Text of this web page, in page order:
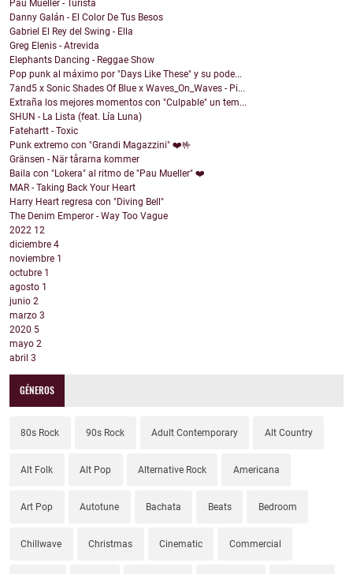
Pau Mueller - Turista
Danny Galán - El Color De Tus Besos
Gabriel El Rey del Swing - Ella
Greg Elenis - Atrevida
Elephants Dancing - Reggae Show
Pop punk al máximo por "Days Like These" y su pode...
7and5 x Sonic Shades Of Blue x Waves_On_Waves - Pi...
Extraña los mejores momentos con "Culpable" un tem...
SHUN - La Lista (feat. Lía Luna)
Fatehartt - Toxic
Punk extremo con "Grandi Magazzini" ❤️🤟
Gränsen - När tårarna kommer
Baila con "Lokera" al ritmo de "Pau Mueller" ❤️
MAR - Taking Back Your Heart
Harry Heart regresa con "Diving Bell"
The Denim Emperor - Way Too Vague
2022 12
diciembre 4
noviembre 1
octubre 1
agosto 1
junio 2
marzo 3
2020 5
mayo 2
abril 3
GÉNEROS
80s Rock 90s Rock Adult Contemporary Alt Country
Alt Folk Alt Pop Alternative Rock Americana
Art Pop Autotune Bachata Beats Bedroom
Chillwave Christmas Cinematic Commercial